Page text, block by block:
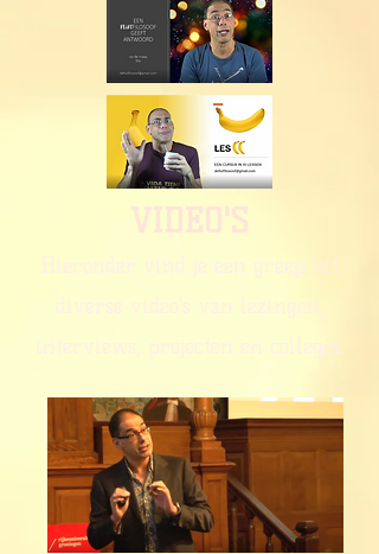
VIDEO'S
Hieronder vind je een greep uit
diverse video's van lezingen,
interviews, projecten en colleges.